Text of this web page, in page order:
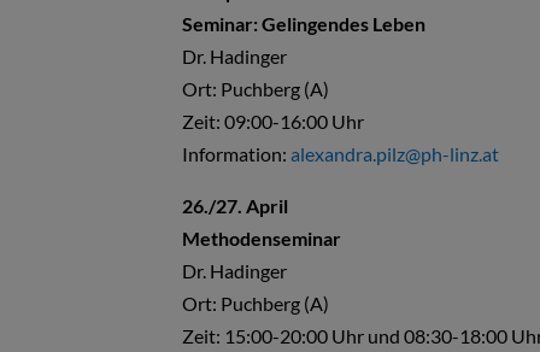
Seminar: Gelingendes Leben
Dr. Hadinger
Ort: Puchberg (A)
Zeit: 09:00-16:00 Uhr
Information:alexandra.pilz@ph-linz.at
26./27. April
Methodenseminar
Dr. Hadinger
Ort: Puchberg (A)
Zeit: 15:00-20:00 Uhr und 08:30-18:00